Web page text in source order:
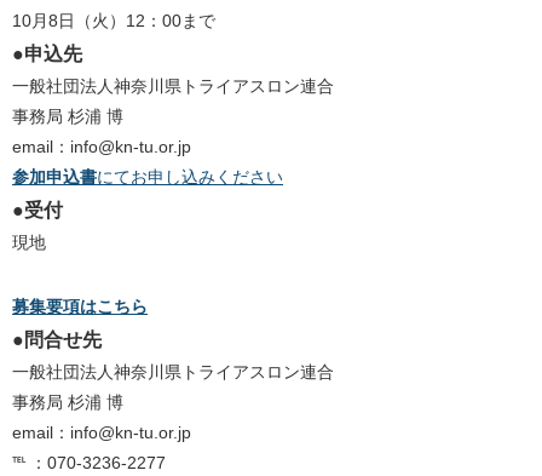
10月8日（火）12：00まで
●申込先
一般社団法人神奈川県トライアスロン連合
事務局 杉浦 博
email：info@kn-tu.or.jp
参加申込書にてお申し込みください
●受付
現地
募集要項はこちら
●問合せ先
一般社団法人神奈川県トライアスロン連合
事務局 杉浦 博
email：info@kn-tu.or.jp
℡ ：070-3236-2277